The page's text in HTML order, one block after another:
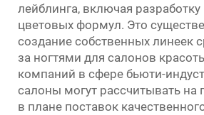
лейблинга, включая
цветовых формул. Это
создание собственных линеек
за ногтями для салонов
компаний в сфере бьюти-
салоны могут рассчитывать на
в плане поставок